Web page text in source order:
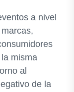
a nivel
misma
al
de la